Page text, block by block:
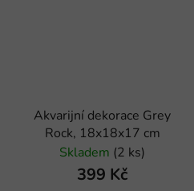
Akvarijní dekorace Grey
Rock, 18x18x17 cm
Skladem (2 ks)
399 Kč